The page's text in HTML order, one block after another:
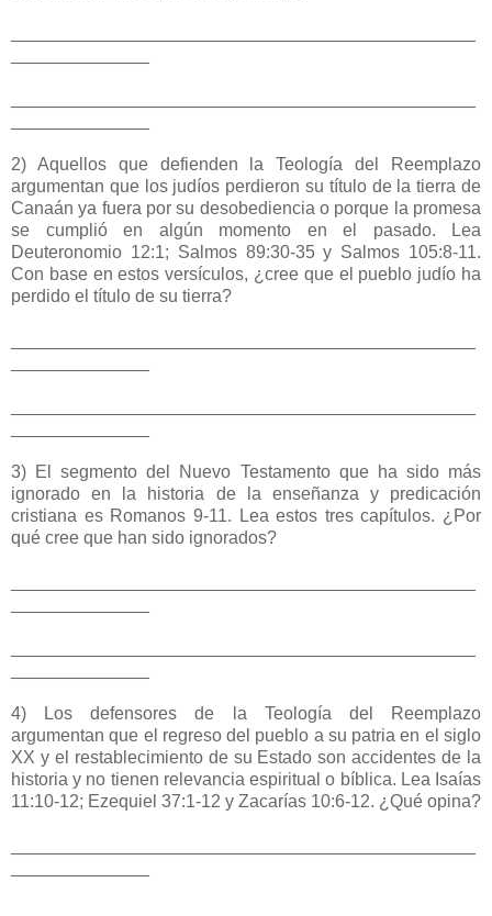
2) Aquellos que defienden la Teología del Reemplazo
argumentan que los judíos perdieron su título de la tierra de
Canaán ya fuera por su desobediencia o porque la promesa
se cumplió en algún momento en el pasado. Lea
Deuteronomio 12:1; Salmos 89:30-35 y Salmos 105:8-11.
Con base en estos versículos, ¿cree que el pueblo judío ha
perdido el título de su tierra?
3) El segmento del Nuevo Testamento que ha sido más
ignorado en la historia de la enseñanza y predicación
cristiana es Romanos 9-11. Lea estos tres capítulos. ¿Por
qué cree que han sido ignorados?
4) Los defensores de la Teología del Reemplazo
argumentan que el regreso del pueblo a su patria en el siglo
XX y el restablecimiento de su Estado son accidentes de la
historia y no tienen relevancia espiritual o bíblica. Lea Isaías
11:10-12; Ezequiel 37:1-12 y Zacarías 10:6-12. ¿Qué opina?